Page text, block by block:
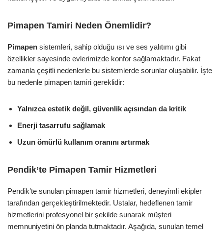
Pimapen Tamiri Neden Önemlidir?
Pimapen sistemleri, sahip olduğu ısı ve ses yalıtımı gibi
özellikler sayesinde evlerimizde konfor sağlamaktadır. Fakat
zamanla çeşitli nedenlerle bu sistemlerde sorunlar oluşabilir. İşte
bu nedenle pimapen tamiri gereklidir:
Yalnızca estetik değil, güvenlik açısından da kritik
Enerji tasarrufu sağlamak
Uzun ömürlü kullanım oranını artırmak
Pendik’te Pimapen Tamir Hizmetleri
Pendik’te sunulan pimapen tamir hizmetleri, deneyimli ekipler
tarafından gerçekleştirilmektedir. Ustalar, hedeflenen tamir
hizmetlerini profesyonel bir şekilde sunarak müşteri
memnuniyetini ön planda tutmaktadır. Aşağıda, sunulan temel